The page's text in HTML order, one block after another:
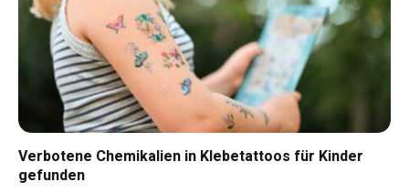
Verbotene Chemikalien in Klebetattoos für Kinder
gefunden